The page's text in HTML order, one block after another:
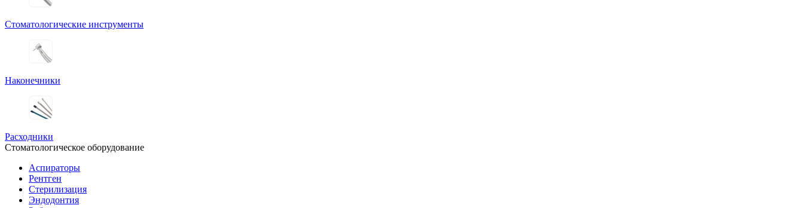
Стоматологические инструменты
Наконечники
Расходники
Стоматологическое оборудование
Аспираторы
Рентген
Стерилизация
Эндодонтия